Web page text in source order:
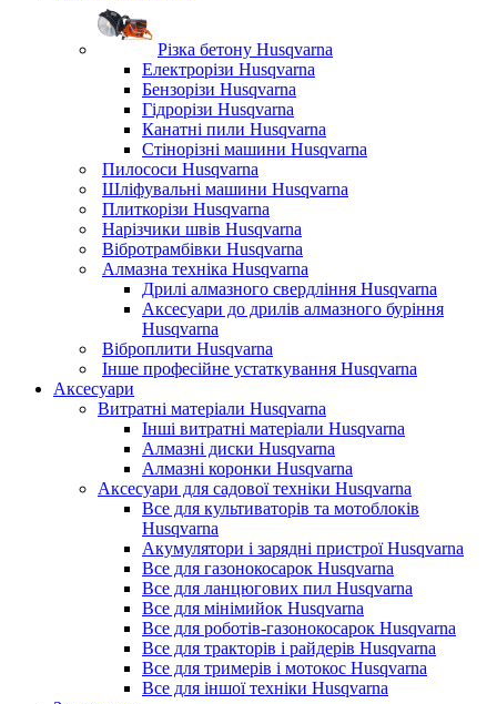
Різка бетону Husqvarna
Електрорізи Husqvarna
Бензорізи Husqvarna
Гідрорізи Husqvarna
Канатні пили Husqvarna
Стінорізні машини Husqvarna
Пилососи Husqvarna
Шліфувальні машини Husqvarna
Плиткорізи Husqvarna
Нарізчики швів Husqvarna
Вібротрамбівки Husqvarna
Алмазна техніка Husqvarna
Дрилі алмазного свердління Husqvarna
Аксесуари до дрилів алмазного буріння
Husqvarna
Віброплити Husqvarna
Інше професійне устаткування Husqvarna
Аксесуари
Витратні матеріали Husqvarna
Інші витратні матеріали Husqvarna
Алмазні диски Husqvarna
Алмазні коронки Husqvarna
Аксесуари для садової техніки Husqvarna
Все для культиваторів та мотоблоків
Husqvarna
Акумулятори і зарядні пристрої Husqvarna
Все для газонокосарок Husqvarna
Все для ланцюгових пил Husqvarna
Все для мінімийок Husqvarna
Все для роботів-газонокосарок Husqvarna
Все для тракторів і райдерів Husqvarna
Все для тримерів і мотокос Husqvarna
Все для іншої техніки Husqvarna